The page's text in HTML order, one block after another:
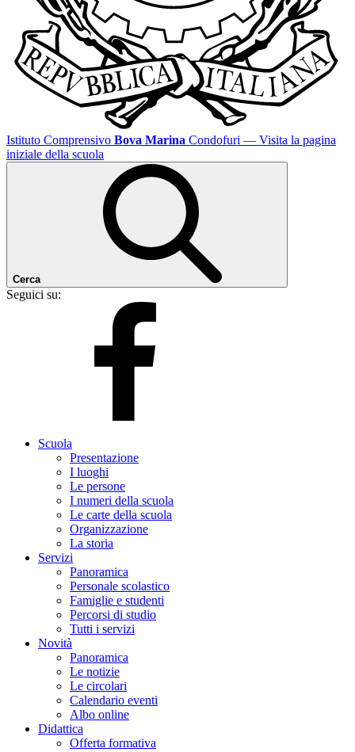
Istituto Comprensivo Bova Marina Condofuri — Visita la pagina
iniziale della scuola
Cerca
Seguici su:
Scuola
Presentazione
I luoghi
Le persone
I numeri della scuola
Le carte della scuola
Organizzazione
La storia
Servizi
Panoramica
Personale scolastico
Famiglie e studenti
Percorsi di studio
Tutti i servizi
Novità
Panoramica
Le notizie
Le circolari
Calendario eventi
Albo online
Didattica
Offerta formativa